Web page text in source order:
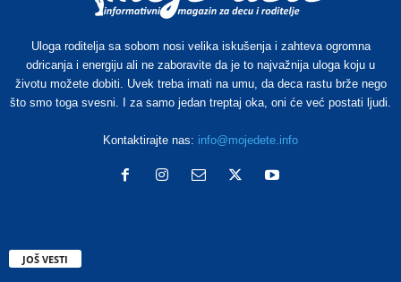
Uloga roditelja sa sobom nosi velika iskušenja i zahteva ogromna
odricanja i energiju ali ne zaboravite da je to najvažnija uloga koju u
životu možete dobiti. Uvek treba imati na umu, da deca rastu brže nego
što smo toga svesni. I za samo jedan treptaj oka, oni će već postati ljudi.
Kontaktirajte nas: info@mojedete.info
JOŠ VESTI